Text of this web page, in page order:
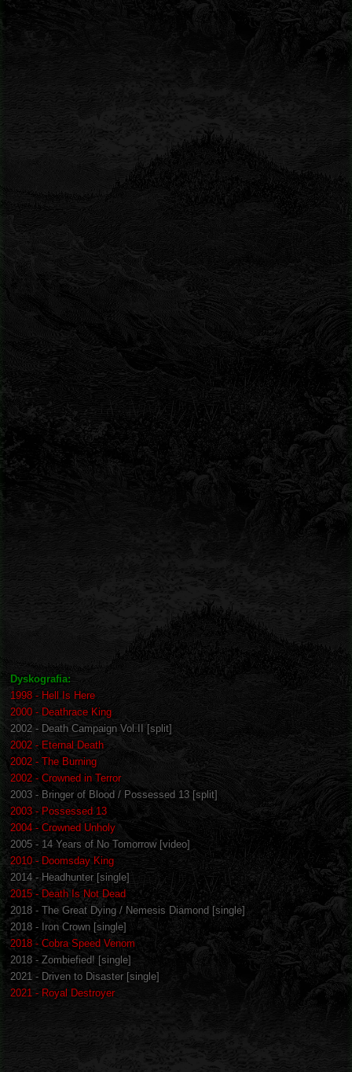
Dyskografia:
1998 - Hell Is Here
2000 - Deathrace King
2002 - Death Campaign Vol.II [split]
2002 - Eternal Death
2002 - The Burning
2002 - Crowned in Terror
2003 - Bringer of Blood / Possessed 13 [split]
2003 - Possessed 13
2004 - Crowned Unholy
2005 - 14 Years of No Tomorrow [video]
2010 - Doomsday King
2014 - Headhunter [single]
2015 - Death Is Not Dead
2018 - The Great Dying / Nemesis Diamond [single]
2018 - Iron Crown [single]
2018 - Cobra Speed Venom
2018 - Zombiefied! [single]
2021 - Driven to Disaster [single]
2021 - Royal Destroyer